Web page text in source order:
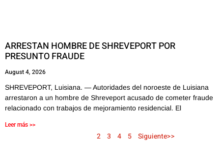
ARRESTAN HOMBRE DE SHREVEPORT POR
PRESUNTO FRAUDE
August 4, 2026
SHREVEPORT, Luisiana. — Autoridades del noroeste de Luisiana
arrestaron a un hombre de Shreveport acusado de cometer fraude
relacionado con trabajos de mejoramiento residencial. El
Leer más >>
2 3 4 5 Siguiente>>